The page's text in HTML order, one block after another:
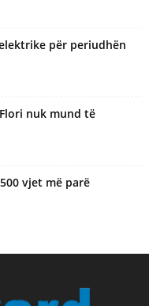
për periudhën
nuk mund të
vjet më parë